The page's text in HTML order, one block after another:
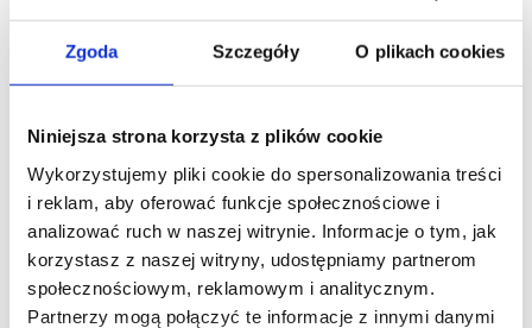
Zgoda Szczegóły O plikach cookies
Niniejsza strona korzysta z plików cookie
Wykorzystujemy pliki cookie do spersonalizowania treści
i reklam, aby oferować funkcje społecznościowe i
analizować ruch w naszej witrynie. Informacje o tym, jak
korzystasz z naszej witryny, udostępniamy partnerom
społecznościowym, reklamowym i analitycznym.
Partnerzy mogą połączyć te informacje z innymi danymi